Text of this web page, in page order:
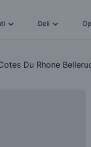
Deli
Du Rhone